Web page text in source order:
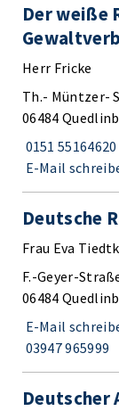
Der weiße
Herr Fricke
Th.- Müntzer-
06484
0151 55164620
E-Mail
Deutsche
Frau Eva
F.-Geyer-
06484
E-Mail
03947 965999
Deutscher